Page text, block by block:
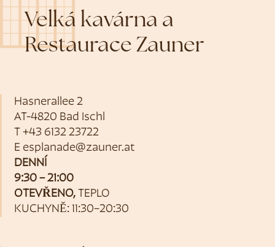
Velká kavárna a
Restaurace Zauner
Hasnerallee 2
AT-4820 Bad Ischl
T +43 6132 23722
E esplanade@zauner.at
DENNÍ
9:30 – 21:00
OTEVŘENO, TEPLO
KUCHYNĚ: 11:30–20:30